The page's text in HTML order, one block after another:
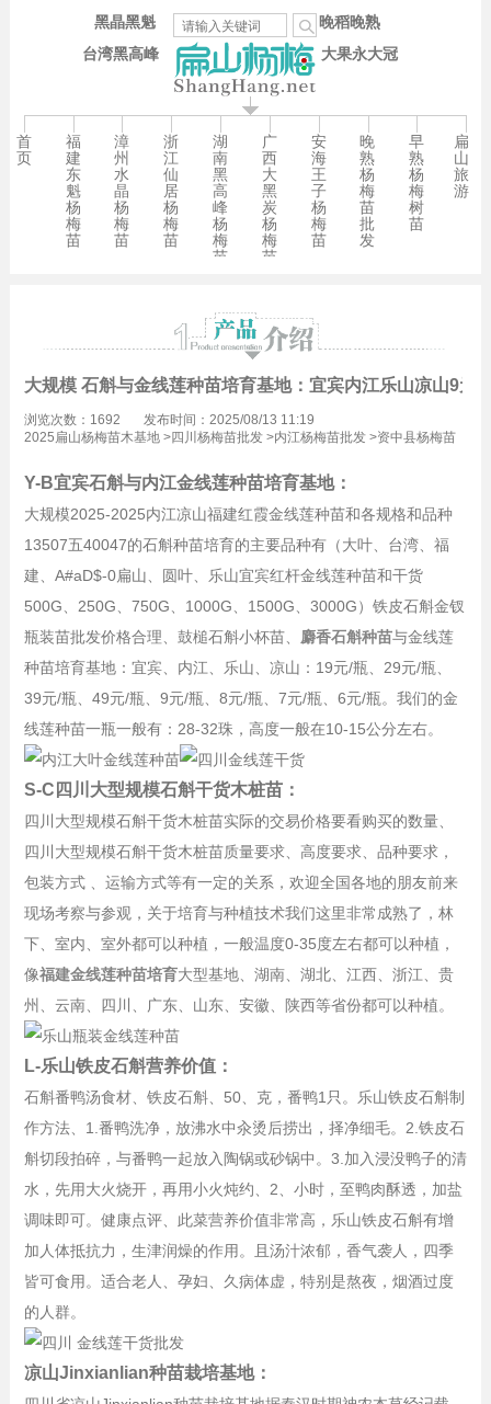
台湾黑高峰
晚稻晚熟
大果永大冠
黑晶黑魁
首
页
福
建
东
魁
杨
梅
苗
漳
州
水
晶
杨
梅
苗
浙
江
仙
居
杨
梅
苗
湖
南
黑
高
峰
杨
梅
苗
广
西
大
黑
炭
杨
梅
苗
安
海
王
子
杨
梅
苗
晚
熟
杨
梅
苗
批
发
早
熟
杨
梅
树
苗
扁
山
旅
游
大规模 石斛与金线莲种苗培育基地：宜宾内江乐山凉山9元/
浏览次数：1692
发布时间：2025/08/13 11:19
2025扁山杨梅苗木基地>四川杨梅苗批发>内江杨梅苗批发>资中县杨梅苗
Y-B宜宾石斛与内江金线莲种苗培育基地：
大规模2025-2025内江凉山福建红霞金线莲种苗和各规格和品种
13507五40047的石斛种苗培育的主要品种有（大叶、台湾、福
建、 A#aD$-0扁山、圆叶、 乐山宜宾红杆金线莲种苗和干货
500G、 250G、 750G、1000G、1500G、3000G）铁皮石斛金钗
瓶装苗批发价格合理、鼓槌石斛小杯苗、 麝香石斛种苗与金线莲
种苗培育基地：宜宾、内江、乐山、凉山：19元/瓶、29元/瓶、
39元/瓶、49元/瓶、 9元/瓶、 8元/瓶、 7元/瓶、6元/瓶。我们的金
线莲种苗一瓶一般有：28-32珠，高度一般在10-15公分左右。
S-C四川大型规模石斛干货木桩苗：
四川大型规模石斛干货木桩苗实际的交易价格要看购买的数量、
四川大型规模石斛干货木桩苗质量要求、高度要求、品种要求，
包装方式 、运输方式等有一定的关系，欢迎全国各地的朋友前来
现场考察与参观，关于培育与种植技术我们这里非常成熟了，林
下、室内、室外都可以种植，一般温度0-35度左右都可以种植，
像福建金线莲种苗培育大型基地、湖南、湖北、江西、浙江、贵
州、云南、四川、广东、山东、安徽、陕西等省份都可以种植。
L-乐山铁皮石斛营养价值：
石斛番鸭汤食材、铁皮石斛、50、克，番鸭1只。 乐山铁皮石斛制
作方法、1.番鸭洗净，放沸水中汆烫后捞出，择净细毛。2.铁皮石
斛切段拍碎，与番鸭一起放入陶锅或砂锅中。3.加入浸没鸭子的清
水，先用大火烧开，再用小火炖约、2、小时，至鸭肉酥透，加盐
调味即可。健康点评、此菜营养价值非常高， 乐山铁皮石斛有增
加人体抵抗力，生津润燥的作用。且汤汁浓郁，香气袭人，四季
皆可食用。适合老人、孕妇、久病体虚，特别是熬夜，烟酒过度
的人群。
凉山Jinxianlian种苗栽培基地：